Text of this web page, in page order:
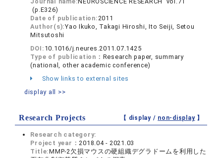
(p.E326)
Date of publication:2011
Author(s):Yao Ikuko, Takagi Hiroshi, Ito Seiji, Setou
Mitsutoshi
DOI: 10.1016/j.neures.2011.07.1425
Type of publication： Research paper, summary
(national, other academic conference)
Show links to external sites
display all >>
Research Projects 【 display / non-display】
Research category:
Project year：2018.04 - 2021.03
Title:MMP-2欠損マウスの硬組織デグラドームを利用した